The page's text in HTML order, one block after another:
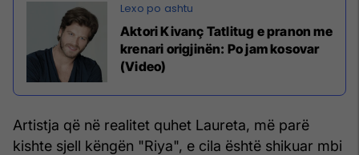
Aktori Kivanç Tatlitug e pranon me
krenari origjinën: Po jam kosovar
(Video)
Artistja që në realitet quhet Laureta, më parë
kishte sjell këngën "Riya", e cila është shikuar mbi